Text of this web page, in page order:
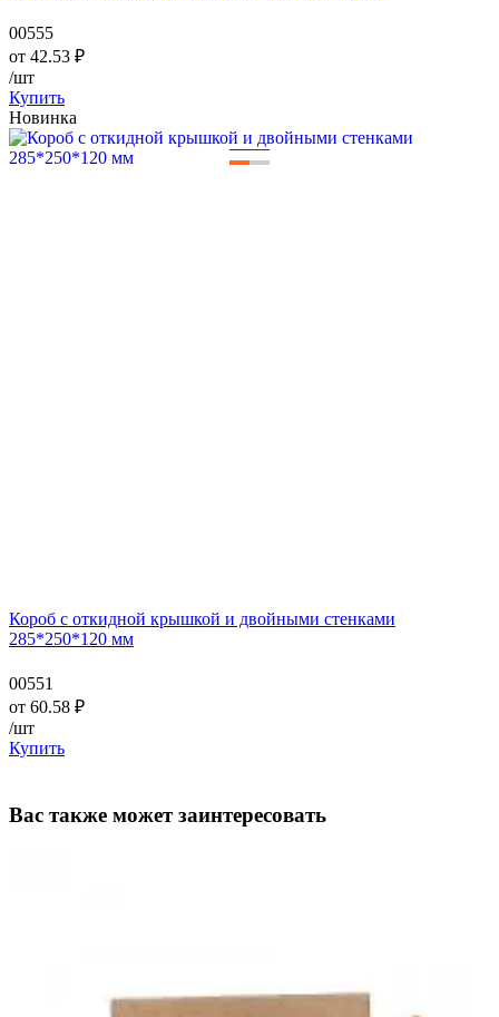
00555
от 42.53 ₽
/шт
Купить
Новинка
——
Короб с откидной крышкой и двойными стенками
285*250*120 мм
00551
от 60.58 ₽
/шт
Купить
Вас также может заинтересовать